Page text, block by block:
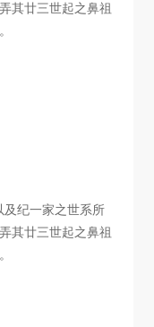
其廿三世起之鼻祖
纪一家之世系所
其廿三世起之鼻祖